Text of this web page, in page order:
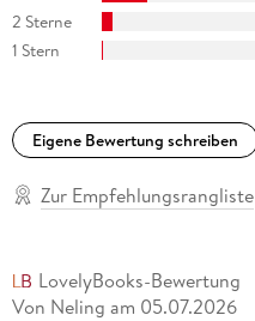
2 Sterne
1 Stern
Eigene Bewertung schreiben
Zur Empfehlungsrangliste
LovelyBooks-Bewertung
Von Neling am 05.07.2026